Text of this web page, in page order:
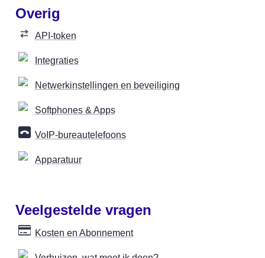
Overig
API-token
Integraties
Netwerkinstellingen en beveiliging
Softphones & Apps
VoIP-bureautelefoons
Apparatuur
Veelgestelde vragen
Kosten en Abonnement